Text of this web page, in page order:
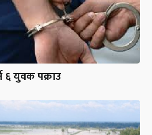
६ युवक पक्राउ